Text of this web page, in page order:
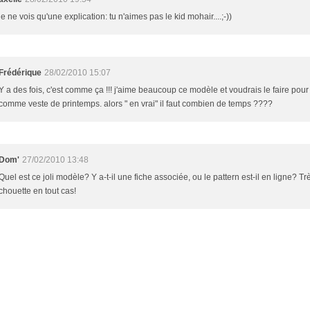
ne vois qu'une explication: tu n'aimes pas le kid mohair....;-))
28/02/2010 15:07
a des fois, c'est comme ça !!! j'aime beaucoup ce modèle et voudrais le faire
veste de printemps. alors " en vrai" il faut combien de temps ????
27/02/2010 13:48
est ce joli modèle? Y a-t-il une fiche associée, ou le pattern est-il en ligne?
en tout cas!